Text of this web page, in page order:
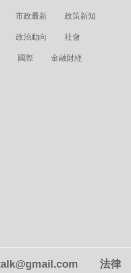
市政最新 政策新知
政治動向 社會
國際 金融財經
法律